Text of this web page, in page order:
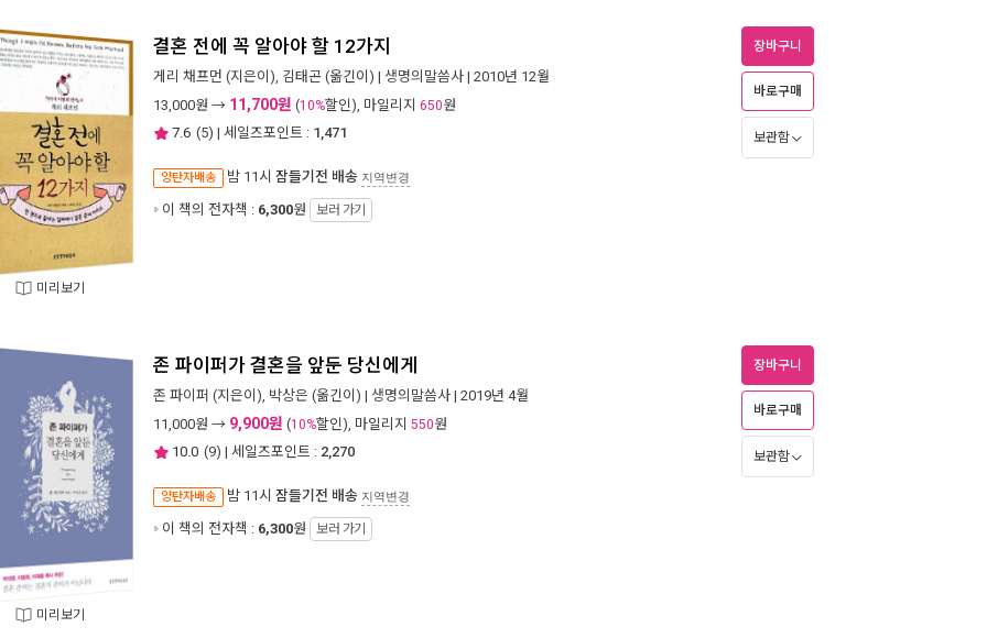
미리보기
결혼 전에 꼭 알아야 할 12가지
게리 채프먼 (지은이), 김태곤 (옮긴이) | 생명의말씀사 | 2010년 12월
13,000원 → 11,700원 (10%할인), 마일리지 650원
7.6 (5) | 세일즈포인트 : 1,471
양탄자배송 밤 11시 잠들기전 배송 지역변경
이 책의 전자책 : 6,300원 보러 가기
장바구니
바로구매
보관함
미리보기
존 파이퍼가 결혼을 앞둔 당신에게
존 파이퍼 (지은이), 박상은 (옮긴이) | 생명의말씀사 | 2019년 4월
11,000원 → 9,900원 (10%할인), 마일리지 550원
10.0 (9) | 세일즈포인트 : 2,270
양탄자배송 밤 11시 잠들기전 배송 지역변경
이 책의 전자책 : 6,300원 보러 가기
장바구니
바로구매
보관함